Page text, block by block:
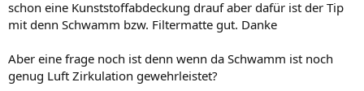
schon eine Kunststoffabdeckung drauf aber dafür ist der Tip
mit denn Schwamm bzw. Filtermatte gut. Danke
Aber eine frage noch ist denn wenn da Schwamm ist noch
genug Luft Zirkulation gewehrleistet?